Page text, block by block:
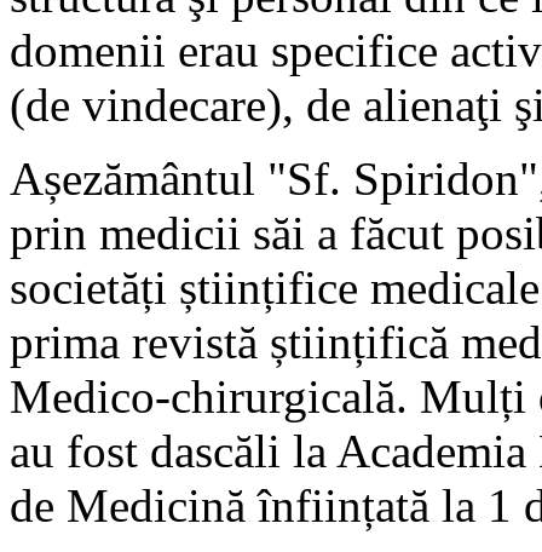
domenii erau specifice
(de vindecare), de alienaţi
Așezământul "Sf.
prin medicii săi a făcut
societăți științifice
prima revistă științifică
Medico-chirurgicală. Mulți
au fost dascăli la
de Medicină înființată la 1